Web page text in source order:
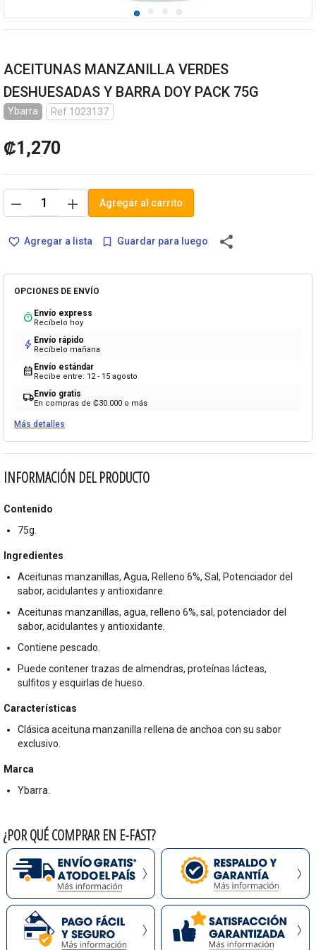
ACEITUNAS MANZANILLA VERDES
DESHUESADAS Y BARRA DOY PACK 75G
Ybarra Ref.1023137
₡1,270
remove add Agregar al carrito
favorite_border Agregar a lista bookmark_border Guardar para luego share
OPCIONES DE ENVÍO
timer Envío express
Recíbelo hoy
bolt Envío rápido
Recíbelo mañana
calendar_month Envío estándar
Recibe entre: 12 - 15 agosto
local_shippingEnvío gratis
En compras de ₡30.000 o más
Más detalles
INFORMACIÓN DEL PRODUCTO
Contenido
75g.
Ingredientes
Aceitunas manzanillas, Agua, Relleno 6%, Sal, Potenciador del
sabor, acidulantes y antioxidanre.
Aceitunas manzanillas, agua, relleno 6%, sal, potenciador del
sabor, acidulantes y antioxidante.
Contiene pescado.
Puede contener trazas de almendras, proteínas lácteas,
sulfitos y esquirlas de hueso.
Características
Clásica aceituna manzanilla rellena de anchoa con su sabor
exclusivo.
Marca
Ybarra.
¿POR QUÉ COMPRAR EN E-FAST?